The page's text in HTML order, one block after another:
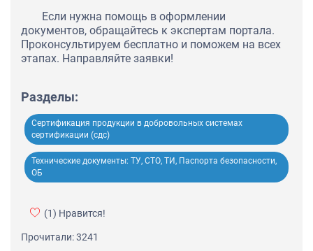
Если нужна помощь в оформлении
документов, обращайтесь к экспертам портала.
Проконсультируем бесплатно и поможем на всех
этапах. Направляйте заявки!
Разделы:
Сертификация продукции в добровольных системах
сертификации (сдс)
Технические документы: ТУ, СТО, ТИ, Паспорта безопасности,
ОБ
(1) Нравится!
Прочитали: 3241